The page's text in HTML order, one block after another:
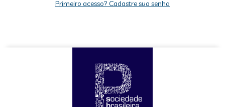
Primeiro acesso? Cadastre sua senha